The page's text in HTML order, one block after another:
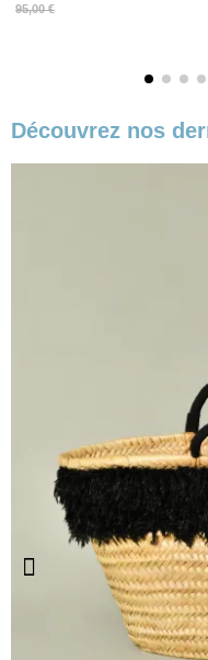
95,00 €
Prix
Prix
Découvrez nos